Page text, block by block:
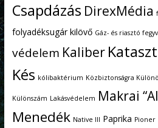
Csapdázás DirexMédia
folyadéksugár kilövő Gáz- és riasztó
védelem Kaliber
Kés kólibaktérium Közbiztonságra
Különszám Lakásvédelem Makrai
Menedék Native III Paprika Pioner